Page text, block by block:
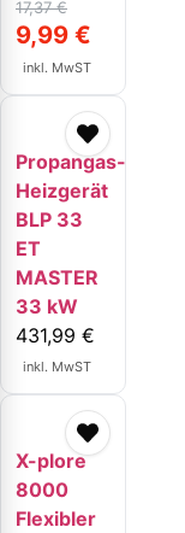
17,37€
9,99 €
inkl. MwST
Propangas-
Heizgerät
BLP 33
ET
MASTER
33 kW
431,99 €
inkl. MwST
X-plore
8000
Flexibler